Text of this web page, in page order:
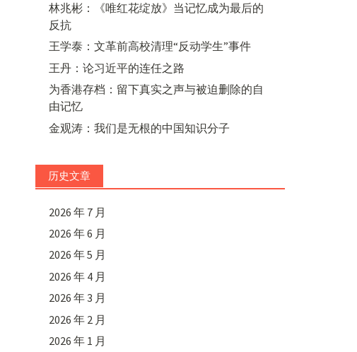
林兆彬：《唯红花绽放》当记忆成为最后的
反抗
王学泰：文革前高校清理“反动学生”事件
王丹：论习近平的连任之路
为香港存档：留下真实之声与被迫删除的自
由记忆
金观涛：我们是无根的中国知识分子
历史文章
2026 年 7 月
2026 年 6 月
2026 年 5 月
2026 年 4 月
2026 年 3 月
2026 年 2 月
2026 年 1 月